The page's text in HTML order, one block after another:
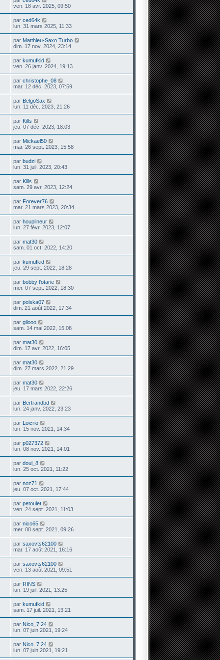
ven. 18 avr. 2025, 09:50
par ced64k
lun. 31 mars 2025, 11:33
par Matthieu-Saxo Turbo
dim. 17 nov. 2024, 23:14
par kumufkid
ven. 26 janv. 2024, 19:13
par christophe_08
mar. 12 déc. 2023, 07:59
par BelgoSax
lun. 11 déc. 2023, 21:26
par Kills
jeu. 07 déc. 2023, 18:03
par Mickael50
mar. 26 sept. 2023, 15:58
par budzi
lun. 31 juil. 2023, 20:43
par Kills
sam. 29 avr. 2023, 12:24
par Forever76
mar. 21 mars 2023, 20:34
par houplineur
lun. 27 févr. 2023, 12:07
par mat30
sam. 01 oct. 2022, 14:20
par kumufkid
jeu. 29 sept. 2022, 18:28
par bobby l'otarie
mer. 07 sept. 2022, 18:30
par polska07
dim. 21 août 2022, 17:34
par gilooo
sam. 14 mai 2022, 15:08
par mat30
dim. 17 avr. 2022, 16:05
par mat30
dim. 27 mars 2022, 21:29
par mat30
jeu. 17 mars 2022, 22:26
par Bertrandbd
lun. 24 janv. 2022, 23:23
par Loicrio
lun. 15 nov. 2021, 14:34
par p027372
lun. 08 nov. 2021, 14:01
par doul_8
lun. 25 oct. 2021, 11:22
par noz71
jeu. 07 oct. 2021, 17:44
par petoulet
ven. 24 sept. 2021, 11:03
par nico65
mer. 08 sept. 2021, 09:26
par saxovts62100
mar. 17 août 2021, 16:16
par saxovts62100
ven. 13 août 2021, 09:51
par RINS
lun. 19 juil. 2021, 13:25
par kumufkid
sam. 17 juil. 2021, 13:21
par Nico_7.24
lun. 07 juin 2021, 19:24
par Nico_7.24
lun. 07 juin 2021, 19:21